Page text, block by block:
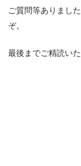
ご質問等ありまし
ぞ。
最後までご精読い